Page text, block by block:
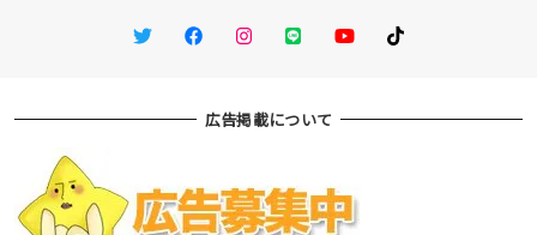
TwitterFacebookInstagram
LINE You TubeTikTok
広告掲載について